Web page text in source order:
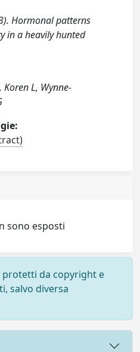
Hormonal patterns
in a heavily hunted
L, Wynne-
sono esposti
protetti da copyright e
salvo diversa